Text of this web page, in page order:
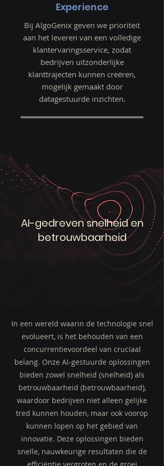
Experience
Bij AlgoGenix geven we prioriteit
aan het leveren van een volledige
klantervaringsservice, zodat
bedrijven uitzonderlijke
klanttrajecten kunnen creëren,
mogelijk gemaakt door
datagestuurde inzichten.
AI-gedreven snelheid en
betrouwbaarheid
In een wereld waarin de technologie snel
evolueert, is het behouden van een
concurrentievoordeel van cruciaal
belang. Onze AI-gestuurde oplossingen
bieden zowel snelheid (snelheid) als
betrouwbaarheid (betrouwbaarheid),
waardoor bedrijven niet alleen gelijke
tred kunnen houden, maar ook voorop
kunnen lopen op het gebied van
innovatie. Deze oplossingen bieden
snelle, nauwkeurige resultaten die de